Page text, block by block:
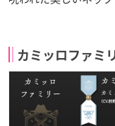
カミッロファミ